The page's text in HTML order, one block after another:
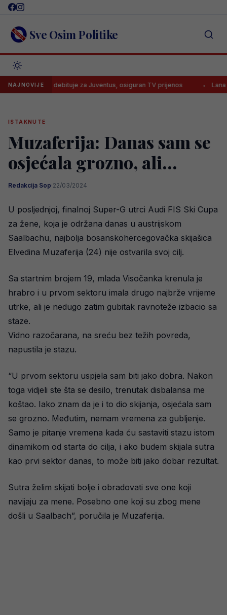
Skip
content Sve Osim Politike
NAJNOVIJE
subotu debituje za Juventus, osiguran TV prijenos Lana Pudar
ISTAKNUTE
Muzaferija: Danas sam se
osjećala grozno, ali…
Redakcija Sop·22/03/2024
U posljednjoj, finalnoj Super-G utrci Audi FIS Ski Cupa
za žene, koja je održana danas u austrijskom
Saalbachu, najbolja bosanskohercegovačka skijašica
Elvedina Muzaferija (24) nije ostvarila svoj cilj.
Sa startnim brojem 19, mlada Visočanka krenula je
hrabro i u prvom sektoru imala drugo najbrže vrijeme
utrke, ali je nedugo zatim gubitak ravnoteže izbacio sa
staze.
Vidno razočarana, na sreću bez težih povreda,
napustila je stazu.
“U prvom sektoru uspjela sam biti jako dobra. Nakon
toga vidjeli ste šta se desilo, trenutak disbalansa me
koštao. Iako znam da je i to dio skijanja, osjećala sam
se grozno. Međutim, nemam vremena za gubljenje.
Samo je pitanje vremena kada ću sastaviti stazu istom
dinamikom od starta do cilja, i ako budem skijala sutra
kao prvi sektor danas, to može biti jako dobar rezultat.
Sutra želim skijati bolje i obradovati sve one koji
navijaju za mene. Posebno one koji su zbog mene
došli u Saalbach”, poručila je Muzaferija.